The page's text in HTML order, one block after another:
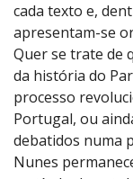
cada texto e,
apresentam-se
Quer se trate de
da história do
processo
Portugal, ou
debatidos numa
Nunes